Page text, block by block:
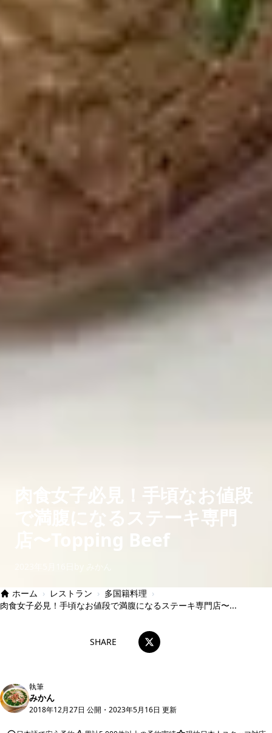
肉食女子必見！手頃なお値段
で満腹になるステーキ専門
店〜Topping Beef
ホーム › レストラン › 多国籍料理 ›
肉食女子必見！手頃なお値段で満腹になるステーキ専門店〜...
SHARE
執筆
みかん
2018年12月27日 公開 ・ 2023年5月16日 更新